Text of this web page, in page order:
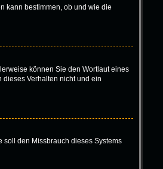
kann bestimmen, ob und wie die
können Sie den Wortlaut eines
Verhalten nicht und ein
den Missbrauch dieses Systems